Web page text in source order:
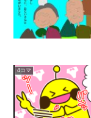
4コマ